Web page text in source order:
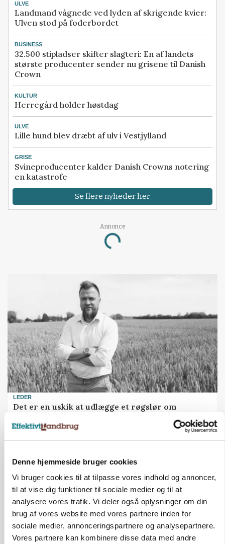
Denne hjemmeside bruger cookies
Vi bruger cookies til at tilpasse vores indhold og annoncer,
til at vise dig funktioner til sociale medier og til at
analysere vores trafik. Vi deler også oplysninger om din
brug af vores website med vores partnere inden for
sociale medier, annonceringspartnere og analysepartnere.
Vores partnere kan kombinere disse data med andre
ULVE
Landmand vågnede ved lyden af skrigende kvier:
Ulven stod på foderbordet
BUSINESS
32.500 stipladser skifter slagteri: En af landets
største producenter sender nu grisene til Danish
Crown
KULTUR
Herregård holder høstdag
ULVE
Lille hund blev dræbt af ulv i Vestjylland
GRISE
Svineproducenter kalder Danish Crowns notering
en katastrofe
Se flere nyheder her
Annonce
Loading...
LEDER
Det er en uskik at udlægge et røgslør om